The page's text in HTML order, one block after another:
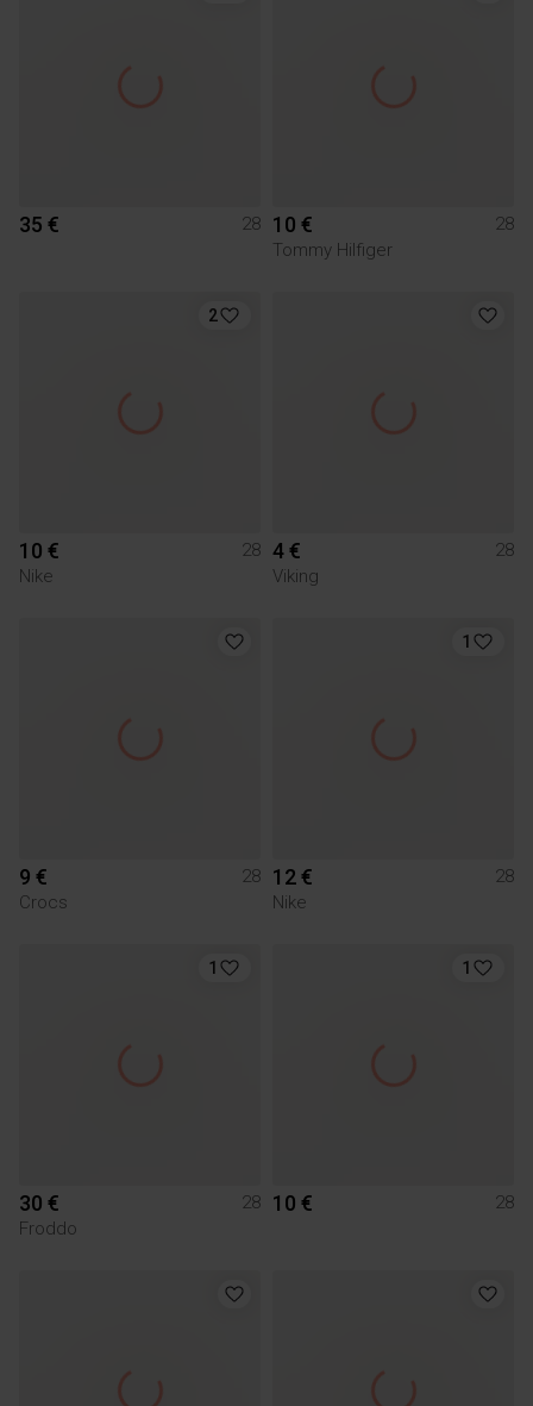
35 € 28 10 €
28
Tommy Hilfiger
2
10 €
28
Nike
4 €
28
Viking
9 €
28
Crocs
1
12 €
28
Nike
1
30 €
28
Froddo
1
10 € 28